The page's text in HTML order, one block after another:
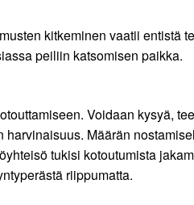
kitkeminen vaatii
peiliin katsomisen paikka.
Voidaan kysyä,
Määrän
tukisi kotoutumista
riippumatta.